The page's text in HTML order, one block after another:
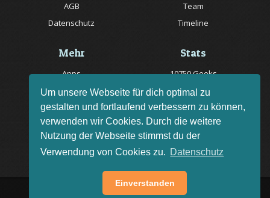
Um unsere Webseite für dich optimal zu
gestalten und fortlaufend verbessern zu können,
verwenden wir Cookies. Durch die weitere
Nutzung der Webseite stimmst du der
Verwendung von Cookies zu. Datenschutz
Einverstanden
AGB
Datenschutz
Team
Timeline
Mehr
Apps
Jobs
Livestream
Bug melden
Rätsel des Tages
Stats
10750 Geeks
20057 Rätsel online
150 Quizfragen online
AGB Impressum FAQ